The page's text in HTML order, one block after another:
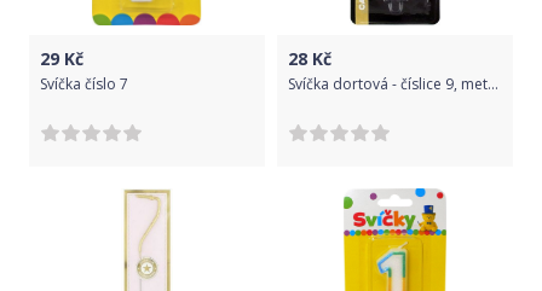
29 Kč
Svíčka číslo 7
28 Kč
Svíčka dortová - číslice 9, metalická, zlatá 8cm